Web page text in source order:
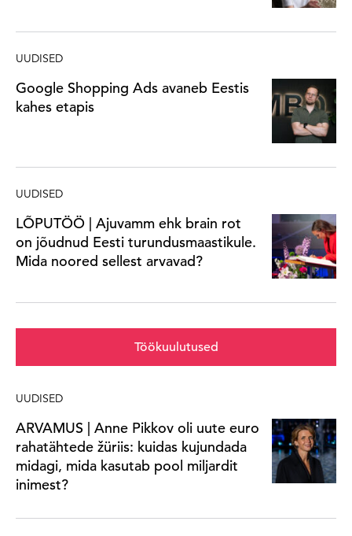
UUDISED
Google Shopping Ads avaneb Eestis
kahes etapis
UUDISED
LÕPUTÖÖ | Ajuvamm ehk brain rot
on jõudnud Eesti turundusmaastikule.
Mida noored sellest arvavad?
Töökuulutused
UUDISED
ARVAMUS | Anne Pikkov oli uute euro
rahatähtede žüriis: kuidas kujundada
midagi, mida kasutab pool miljardit
inimest?